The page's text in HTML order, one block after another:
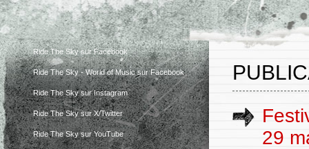
Ride The Sky sur Facebook
Ride The Sky - World of Music sur Facebook
Ride The Sky sur Instagram
Ride The Sky sur X/Twitter
Ride The Sky sur YouTube
29